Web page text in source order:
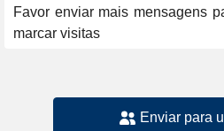
Favor enviar mais mensagens
marcar visitas
Enviar para